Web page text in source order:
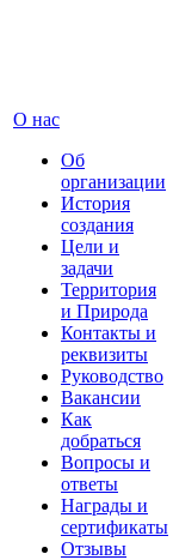
О нас
Об
организации
История
создания
Цели и
задачи
Территория
и Природа
Контакты и
реквизиты
Руководство
Вакансии
Как
добраться
Вопросы и
ответы
Награды и
сертификаты
Отзывы